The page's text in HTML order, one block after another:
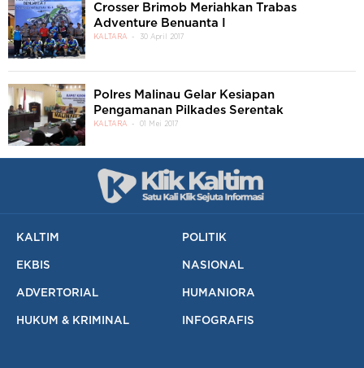
Crosser Brimob Meriahkan Trabas
Adventure Benuanta I
KALTARA 30 April 2017
Polres Malinau Gelar Kesiapan
Pengamanan Pilkades Serentak
KALTARA 01 Mei 2017
KALTIM POLITIK
EKBIS NASIONAL
ADVERTORIAL HUMANIORA
HUKUM & KRIMINAL INFOGRAFIS